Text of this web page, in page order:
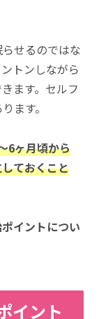
せるのではな
トンしながら
ます。セルフ
ます。
6ヶ月頃から
ておくこと
イントについ
イント